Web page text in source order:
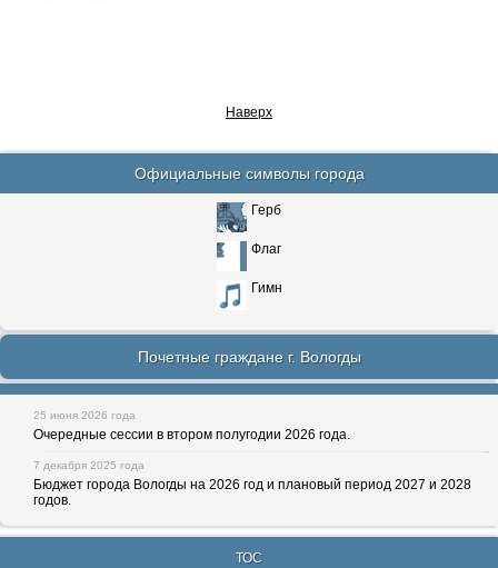
Наверх
Официальные символы города
Герб
Флаг
Гимн
Почетные граждане г. Вологды
25 июня 2026 года
Очередные сессии в втором полугодии 2026 года.
7 декабря 2025 года
Бюджет города Вологды на 2026 год и плановый период 2027 и 2028
годов.
ТОС